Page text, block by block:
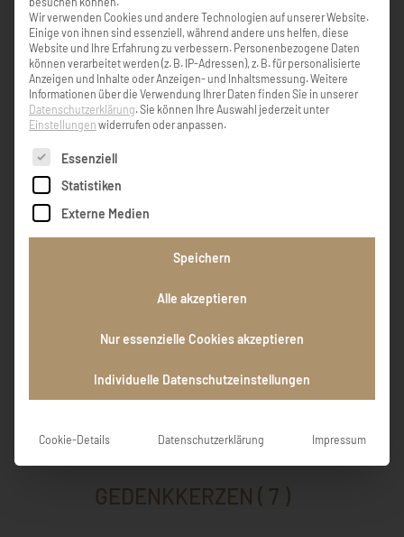
KONDOLENZBUCH ( 2 )
Mein herzlichstes Beileid an Dich, Gundi und
Johanna Handstanger
Letzte Grüße von Grete Zauner. Danke für die
Frieden
GEDENKKERZEN ( 7 )
Wir verwenden Cookies und andere Technologien auf unserer Website.
Einige von ihnen sind essenziell, während andere uns helfen, diese
Website und Ihre Erfahrung zu verbessern. Personenbezogene Daten
können verarbeitet werden (z. B. IP-Adressen), z. B. für personalisierte
Anzeigen und Inhalte oder Anzeigen- und Inhaltsmessung.Weitere
Informationen über die Verwendung Ihrer Daten finden Sie in unserer
Datenschutzerklärung.Sie können Ihre Auswahl jederzeit unter
Einstellungen widerrufen oder anpassen.
Es folgt eine Liste der Service-Gruppen, für die eine
Essenziell
Statistiken
Externe Medien
Speichern
Alle akzeptieren
Nur essenzielle Cookies akzeptieren
Individuelle Datenschutzeinstellungen
Cookie-Details Datenschutzerklärung Impressum